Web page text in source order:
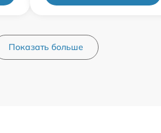
Показать больше